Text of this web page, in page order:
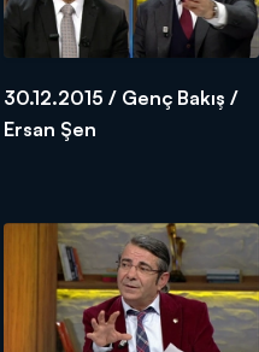
30.12.2015 / Genç Bakış /
Ersan Şen